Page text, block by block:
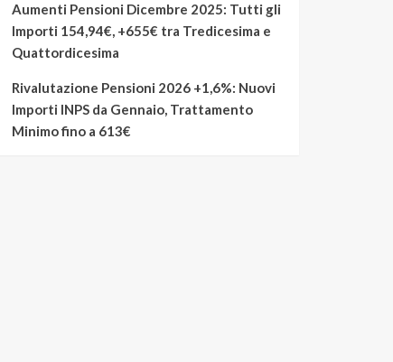
Aumenti Pensioni Dicembre 2025: Tutti gli
Importi 154,94€, +655€ tra Tredicesima e
Quattordicesima
Rivalutazione Pensioni 2026 +1,6%: Nuovi
Importi INPS da Gennaio, Trattamento
Minimo fino a 613€